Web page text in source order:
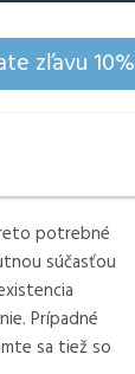
zľavu 10%
potrebné
súčasťou
Prípadné
sa tiež so